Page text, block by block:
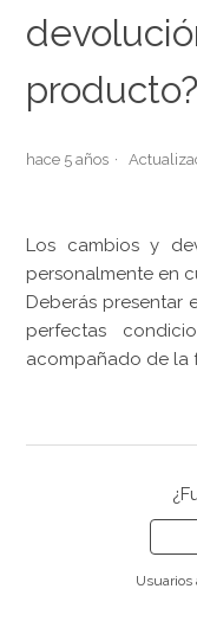
producto?
hace 5 años
Los cambios y
personalmente en
Deberás presentar
perfectas
acompañado de la
Usuarios